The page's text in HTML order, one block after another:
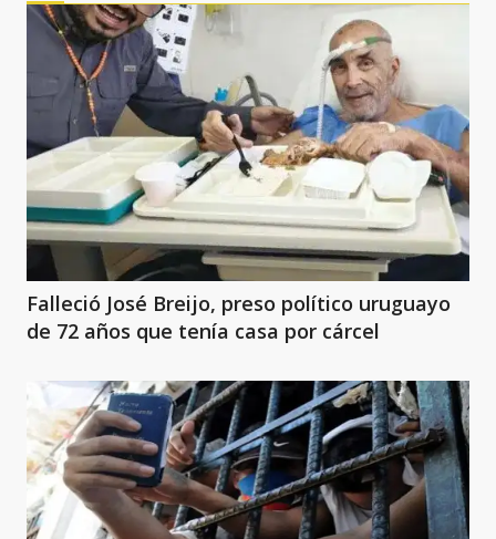
Falleció José Breijo, preso político uruguayo
de 72 años que tenía casa por cárcel